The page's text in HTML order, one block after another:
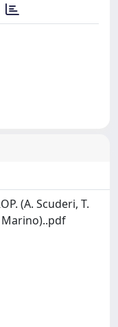
(A. Scuderi, T.
Marino)..pdf